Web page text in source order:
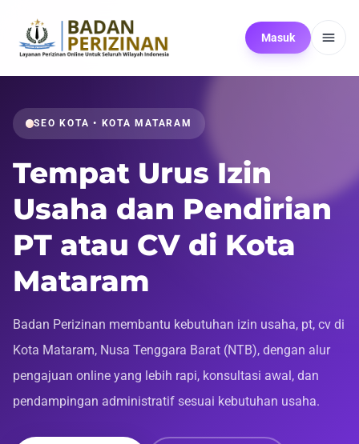
Masuk
SEO KOTA • KOTA MATARAM
Tempat Urus Izin
Usaha dan Pendirian
PT atau CV di Kota
Mataram
Badan Perizinan membantu kebutuhan izin usaha, pt, cv di
Kota Mataram, Nusa Tenggara Barat (NTB), dengan alur
pengajuan online yang lebih rapi, konsultasi awal, dan
pendampingan administratif sesuai kebutuhan usaha.